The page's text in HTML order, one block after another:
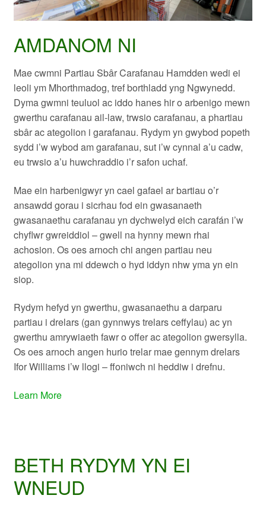
AMDANOM NI
Mae cwmni Partiau Sbâr Carafanau Hamdden wedi ei
leoli ym Mhorthmadog, tref borthladd yng Ngwynedd.
Dyma gwmni teuluol ac iddo hanes hir o arbenigo mewn
gwerthu carafanau ail-law, trwsio carafanau, a phartiau
sbâr ac ategolion i garafanau. Rydym yn gwybod popeth
sydd i’w wybod am garafanau, sut i’w cynnal a’u cadw,
eu trwsio a’u huwchraddio i’r safon uchaf.
Mae ein harbenigwyr yn cael gafael ar bartiau o’r
ansawdd gorau i sicrhau fod ein gwasanaeth
gwasanaethu carafanau yn dychwelyd eich carafán i’w
chyflwr gwreiddiol – gwell na hynny mewn rhai
achosion. Os oes arnoch chi angen partiau neu
ategolion yna mi ddewch o hyd iddyn nhw yma yn ein
siop.
Rydym hefyd yn gwerthu, gwasanaethu a darparu
partiau i drelars (gan gynnwys trelars ceffylau) ac yn
gwerthu amrywiaeth fawr o offer ac ategolion gwersylla.
Os oes arnoch angen hurio trelar mae gennym drelars
Ifor Williams i’w llogi – ffoniwch ni heddiw i drefnu.
Learn More
BETH RYDYM YN EI
WNEUD